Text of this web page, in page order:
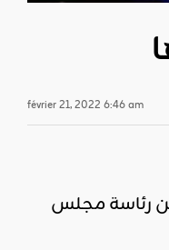
février 21, 2022 6:46 am
عن رئاسة مجلس